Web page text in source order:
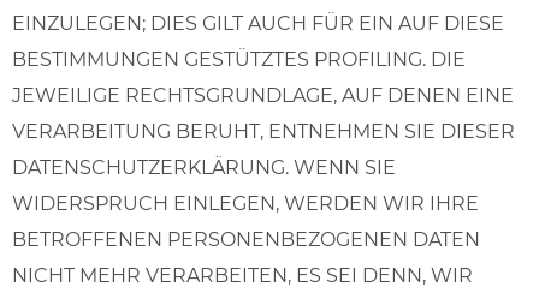
EINZULEGEN; DIES GILT AUCH FÜR EIN AUF DIESE
BESTIMMUNGEN GESTÜTZTES PROFILING. DIE
JEWEILIGE RECHTSGRUNDLAGE, AUF DENEN EINE
VERARBEITUNG BERUHT, ENTNEHMEN SIE DIESER
DATENSCHUTZERKLÄRUNG. WENN SIE
WIDERSPRUCH EINLEGEN, WERDEN WIR IHRE
BETROFFENEN PERSONENBEZOGENEN DATEN
NICHT MEHR VERARBEITEN, ES SEI DENN, WIR